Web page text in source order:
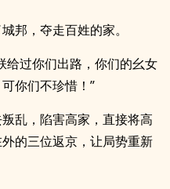
邦，夺走百姓的家。
给过你们出路，你们的幺女
你们不珍惜！”
乱，陷害高家，直接将高
的三位返京，让局势重新